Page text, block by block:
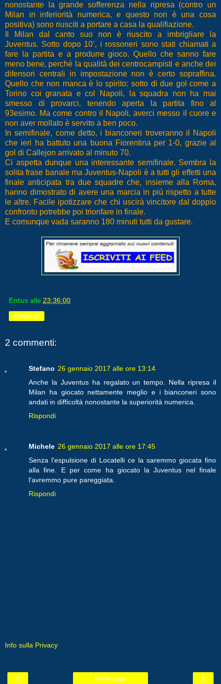
nonostante la grande sofferenza nella ripresa (contro un
Milan in inferiorità numerica, e questo non è una cosa
positiva) sono riusciti a portare a casa la qualifiazione.
Il Milan dal canto suo non è riuscito a imbrigliare la
Juventus. Sotto dopo 10’, i rossoneri sono stati chiamati a
fare la partita e a produrre gioco. Quello che sanno fare
meno bene, perché la qualità dei centrocampisti e anche dei
difensori centrali in impostazione non è certo sopraffina.
Quello che non manca è lo spirito: sotto di due gol come a
Torino coi granata e col Napoli, la squadra non ha mai
smesso di provarci, tenendo aperta la partita fino al
93esimo. Ma come contro il Napoli, averci messo il cuore e
non aver mollato è servito a ben poco.
In semifinale, come detto, i bianconeri troveranno il Napoli
che ieri ha battuto una buona Fiorentina per 1-0, grazie al
gol di Callejon arrivato al minuto 70.
Ci aspetta dunque una interessante semifinale. Sembra la
solita frase banale ma Juventus-Napoli è a tutti gli effetti una
finale anticipata tra due squadre che, insieme alla Roma,
hanno dimostrato di avere una marcia in più rispetto a tutte
le altre. Facile ipotizzare che chi uscirà vincitore dal doppio
confronto potrebbe poi trionfare in finale.
E comunque vada saranno 180 minuti tutti da gustare.
Entius alle 23:36:00
Condividi
2 commenti:
Stefano 26 gennaio 2017 alle ore 13:14
Anche la Juventus ha regalato un tempo. Nella ripresa il
Milan ha giocato nettamente meglio e i bianconeri sono
andati in difficoltà nonostante la superiorità numerica.
Rispondi
Michele 26 gennaio 2017 alle ore 17:45
Senza l'espulsione di Locatelli ce la saremmo giocata fino
alla fine. E per come ha giocato la Juventus nel finale
l'avremmo pure pareggiata.
Rispondi
Info sulla Privacy
‹ ›
Home page